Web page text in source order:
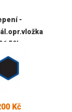
-
50ks
Kč